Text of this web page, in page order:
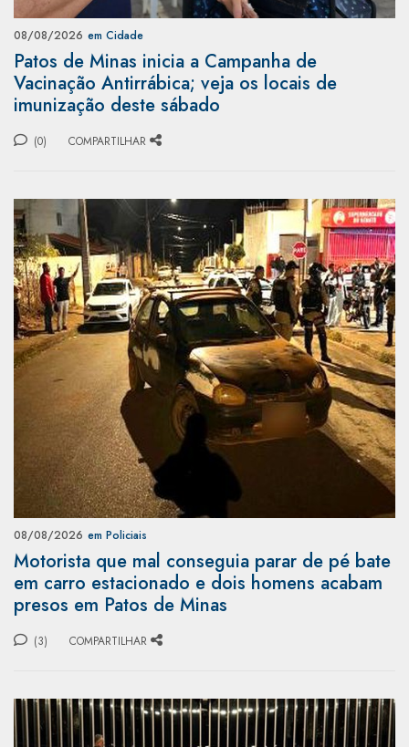
08/08/2026 em Cidade
Patos de Minas inicia a Campanha de
Vacinação Antirrábica; veja os locais de
imunização deste sábado
(0) COMPARTILHAR
08/08/2026 em Policiais
Motorista que mal conseguia parar de pé bate
em carro estacionado e dois homens acabam
presos em Patos de Minas
(3) COMPARTILHAR